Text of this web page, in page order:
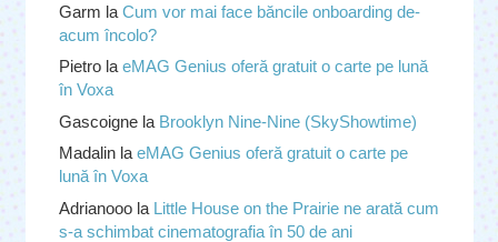
Garm la Cum vor mai face băncile onboarding de-
acum încolo?
Pietrola eMAG Genius oferă gratuit o carte pe lună
în Voxa
Gascoignela Brooklyn Nine-Nine (SkyShowtime)
Madalinla eMAG Genius oferă gratuit o carte pe
lună în Voxa
Adrianooola Little House on the Prairie ne arată cum
s-a schimbat cinematografia în 50 de ani